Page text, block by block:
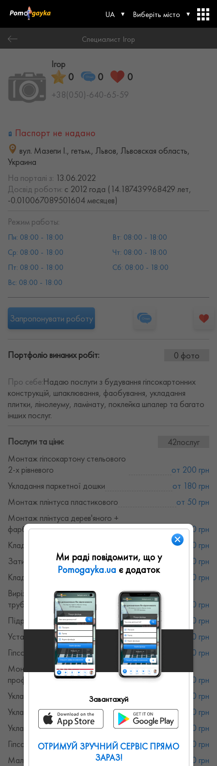
UA Виберіть місто
Специалист Ігор
Ігор
0 0 0
+38(050)-640-65-59
Паспорт не надано
вул. Мазепи І., гетьм., Львов, Львовская область,
Украина
На порталі з: 13.06.2022
Досвід роботи: с 2012 года (14.187439968429 лет,
-0.010067089501604 месяцев)
Режим работы:
Пн: 08:00 - 18:00
Вт: 08:00 - 18:00
Ср: 08:00 - 18:00
Чт: 08:00 - 18:00
Пт: 08:00 - 18:00
Сб: 08:00 - 18:00
Вс: 08:00 - 18:00
Запропонувати роботу
Портфоліо винаних робіт: 0 фото
Про себе:Надаю послуги з будування гіпсокартонних
конструкцій, шпаклювання, фаобування, укладання
плитки, лінолеуму, ламінату, поклейка шпалер та багато
інших послуг.
Послуги та ціни:
42послуг
Монтаж гіпсокартону стельового
2-х рівневого
от 200 грн
Укладання паркетної дошки
от 180 грн
Монтаж плінтуса пластикового
от 50 грн
Монтаж плінтуса дерев'яного +
фарбування
от 100 грн
Кладка плитки 10х10 см та менше
от 300 грн
Затирка швів по плитці
от 50 грн
Кладка мозаїки + затирка швів
от 300 грн
Вирізка отворів в плитці (розетки,
труби)
от 50 грн
Підрізка плитки під 45 градусів
от 50 грн
Установка пластикового куточка
от 30 грн
Гіпсокартонні конструкції
от 200 грн
Монтаж гіпсокартону (на
профіль)
от 150 грн
Укладання ковроліну
от 700 грн
Укладання ламінату з підкладкою
от 150 грн
Укладання лінолеуму
от 70 грн
Гіпсокартон
от 150 грн
Малярні, штукатурні роботи
от 60 грн
Ми раді повідомити, що у
Pomogayka.ua є додаток
Завантажуй
ОТРИМУЙ ЗРУЧНИЙ СЕРВІС ПРЯМО
ЗАРАЗ!